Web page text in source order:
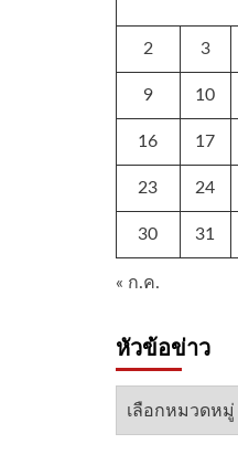
2 3
9 10
16 17
23 24
30 31
« ก.ค.
หัวข้อข่าว
หัวข้อ